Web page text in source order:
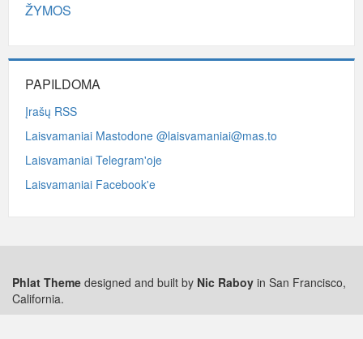
ŽYMOS
PAPILDOMA
Įrašų RSS
Laisvamaniai Mastodone @laisvamaniai@mas.to
Laisvamaniai Telegram'oje
Laisvamaniai Facebook'e
Phlat Theme designed and built by Nic Raboy in San Francisco,
California.